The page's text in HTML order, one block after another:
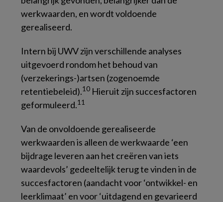
werkwaarden, en wordt voldoende
gerealiseerd.
Intern bij UWV zijn verschillende analyses
uitgevoerd rondom het behoud van
(verzekerings-)artsen (zogenoemde
retentiebeleid).10 Hieruit zijn succesfactoren
geformuleerd.11
Van de onvoldoende gerealiseerde
werkwaarden is alleen de werkwaarde ‘een
bijdrage leveren aan het creëren van iets
waardevols’ gedeeltelijk terug te vinden in de
succesfactoren (aandacht voor ‘ontwikkel- en
leerklimaat’ en voor ‘uitdagend en gevarieerd